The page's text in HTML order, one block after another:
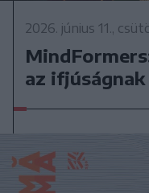
2026. június 11.,
az